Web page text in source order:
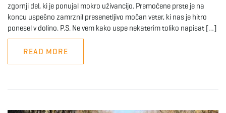
zgornji del, ki je ponujal mokro uživancijo. Premočene prste je na
koncu uspešno zamrznil presenetljivo močan veter, ki nas je hitro
ponesel v dolino. P.S. Ne vem kako uspe nekaterim toliko napisat […]
READ MORE